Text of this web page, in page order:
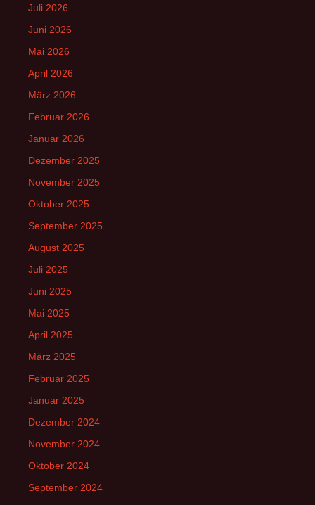
Juli 2026
Juni 2026
Mai 2026
April 2026
März 2026
Februar 2026
Januar 2026
Dezember 2025
November 2025
Oktober 2025
September 2025
August 2025
Juli 2025
Juni 2025
Mai 2025
April 2025
März 2025
Februar 2025
Januar 2025
Dezember 2024
November 2024
Oktober 2024
September 2024